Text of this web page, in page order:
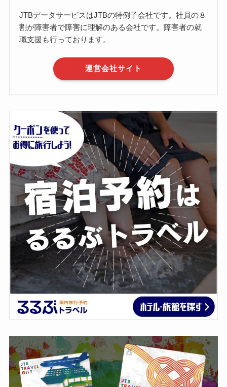
JTBデータサービスはJTBの特例子会社です。社員の８
割が障害者で障害に理解のある会社です。障害者の就
職支援も行っております。
運営会社サイト